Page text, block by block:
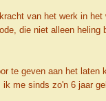
van het werk in
die niet alleen
te geven aan het
me sinds zo'n 6 jaar